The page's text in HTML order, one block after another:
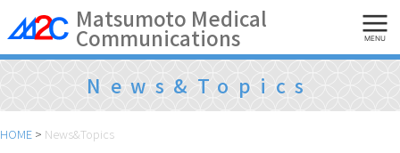
Skip
to
content
Matsumoto Medical
Communications MENU
News&Topics
HOME > News&Topics